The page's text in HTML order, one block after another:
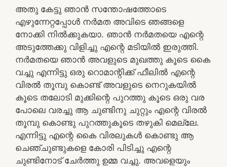
അതു കേട്ടു ഞാൻ സന്തോഷത്തോടെ
എഴുന്നേറ്റപ്പോൾ നർമത അവിടെ ഞങ്ങളെ
നോക്കി നിൽക്കുകയാ. ഞാൻ നർമതയെ എന്റെ
അടുത്തേക്കു വിളിച്ചു എന്റെ മടിയിൽ ഇരുത്തി.
നർമതയെ ഞാൻ അവളുടെ മുഖത്തു കൂടെ കൈ
വച്ചു എന്നിട്ടു ഒരു റൊമാന്റിക്ക് ഫീലിൽ എന്റെ
വിരൽ തൂമ്പു കൊണ്ട് അവളുടെ നെറുകയിൽ
കൂടെ തലോടി മുക്കിന്റെ പുറത്തു കൂടെ ഒരു വര
പോലെ വരച്ചു ആ ചുണ്ടിനു ചുറ്റും എന്റെ വിരൽ
തൂമ്പു കൊണ്ടു പുറത്തുകൂടെ തഴുകി മെല്ലേ.
എന്നിട്ടു എന്റെ കൈ വിരലുകൾ കൊണ്ടു ആ
ചെഞ്ചുണ്ടുകളെ കോരി പിടിച്ചു എന്റെ
ചുണ്ടിനോട് ചേർത്തു ഉമ്മ വച്ചു. അവളെയും